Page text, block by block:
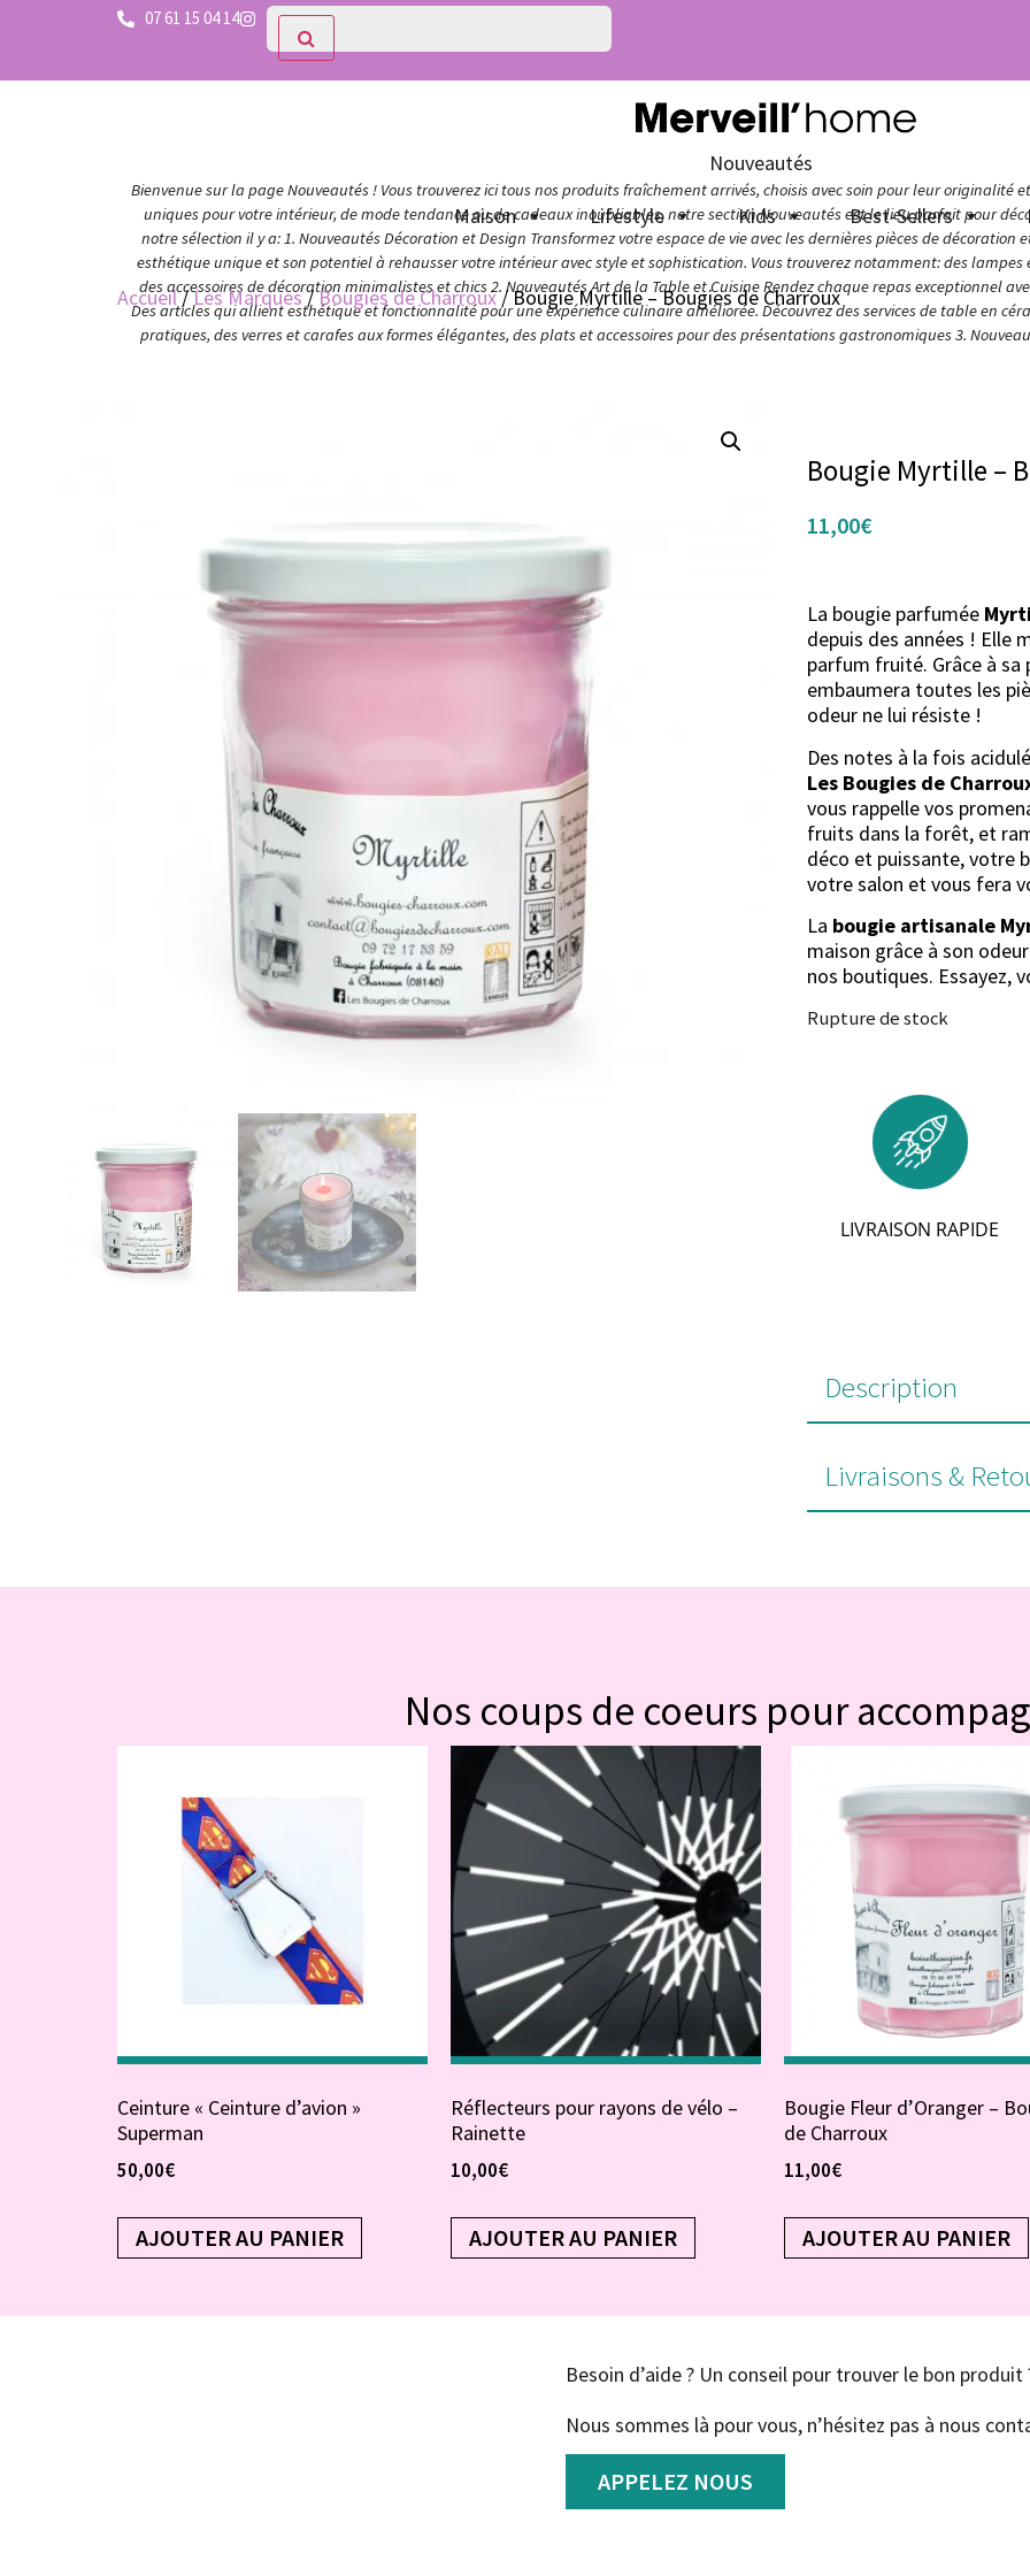
07 61 15 04 14
Nouveautés
Bienvenue sur la page Nouveautés ! Vous trouverez ici tous nos produits fraîchement arrivés, choisis avec soin pour leur originalité
uniques pour votre intérieur, de mode tendance ou de cadeaux inoubliables, notre section Nouveautés est le lieu parfait pour
notre sélection il y a: 1. Nouveautés Décoration et Design Transformez votre espace de vie avec les dernières pièces de
esthétique unique et son potentiel à rehausser votre intérieur avec style et sophistication. Vous trouverez notamment: des
des accessoires de décoration minimalistes et chics 2. Nouveautés Art de la Table et Cuisine Rendez chaque repas exceptionnel
Des articles qui allient esthétique et fonctionnalité pour une expérience culinaire améliorée. Découvrez des services de table en
pratiques, des verres et carafes aux formes élégantes, des plats et accessoires pour des présentations gastronomiques 3.
Maison Lifestyle Kids Best-Sellers
Accueil/Les Marques/Bougies de Charroux/ Bougie Myrtille – Bougies de Charroux
Bougie Myrtille –
11,00€
La bougie parfumée
depuis des années ! Elle
parfum fruité. Grâce à
embaumera toutes les
odeur ne lui résiste !
Des notes à la fois
Les Bougies de
vous rappelle vos
fruits dans la forêt, et
déco et puissante, votre
votre salon et vous fera
La bougie artisanale
maison grâce à son
nos boutiques. Essayez,
Rupture de stock
LIVRAISON RAPIDE
Description
Livraisons &
Nos coups de coeurs pour
Ceinture « Ceinture d’avion »
Superman
50,00€
AJOUTER AU PANIER
Réflecteurs pour rayons de vélo –
Rainette
10,00€
AJOUTER AU PANIER
Bougie Fleur d’Oranger –
de Charroux
11,00€
AJOUTER AU PANIER
Besoin d’aide ? Un conseil pour trouver le bon produit
Nous sommes là pour vous, n’hésitez pas à nous
APPELEZ NOUS